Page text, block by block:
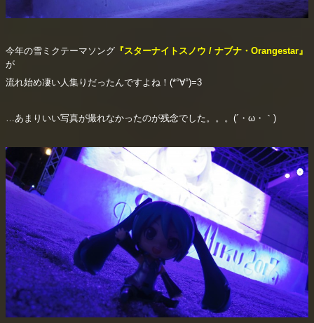
今年の雪ミクテーマソング 『スターナイトスノウ / ナブナ・Orangestar』
が
流れ始め凄い人集りだったんですよね！(*°∀°)=3
…あまりいい写真が撮れなかったのが残念でした。。。(´・ω・｀)